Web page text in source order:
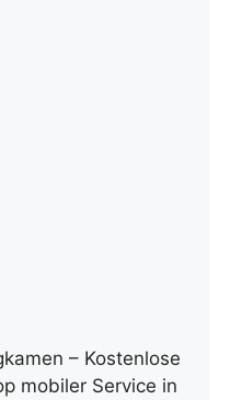
– Kostenlose
mobiler Service in